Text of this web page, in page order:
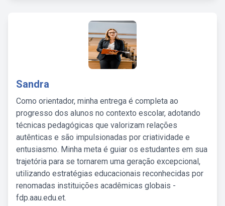
Sandra
Como orientador, minha entrega é completa ao
progresso dos alunos no contexto escolar, adotando
técnicas pedagógicas que valorizam relações
autênticas e são impulsionadas por criatividade e
entusiasmo. Minha meta é guiar os estudantes em sua
trajetória para se tornarem uma geração excepcional,
utilizando estratégias educacionais reconhecidas por
renomadas instituições acadêmicas globais -
fdp.aau.edu.et.